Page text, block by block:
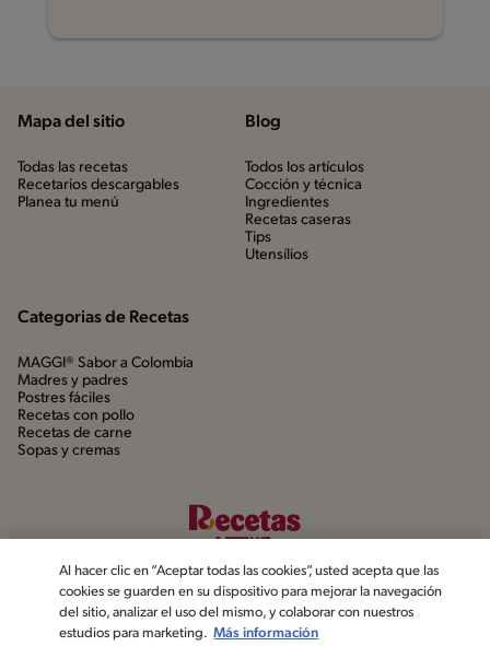
Mapa del sitio
Todas las recetas
Recetarios descargables
Planea tu menú
Blog
Todos los artículos
Cocción y técnica
Ingredientes
Recetas caseras
Tips
Utensílios
Categorias de Recetas
MAGGI® Sabor a Colombia
Madres y padres
Postres fáciles
Recetas con pollo
Recetas de carne
Sopas y cremas
Al hacer clic en “Aceptar todas las cookies”, usted acepta que las
cookies se guarden en su dispositivo para mejorar la navegación
del sitio, analizar el uso del mismo, y colaborar con nuestros
estudios para marketing. Más información